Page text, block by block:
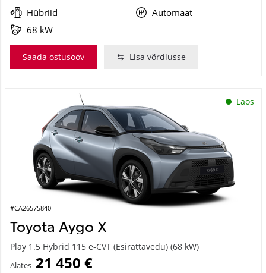
Hübriid
Automaat
68 kW
Saada ostusoov Lisa võrdlusse
Laos
#CA26575840
Toyota Aygo X
Play 1.5 Hybrid 115 e-CVT (Esirattavedu) (68 kW)
Alates 21 450 €